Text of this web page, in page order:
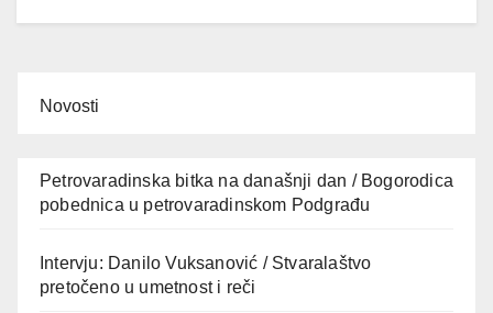
Novosti
Petrovaradinska bitka na današnji dan / Bogorodica
pobednica u petrovaradinskom Podgrađu
Intervju: Danilo Vuksanović / Stvaralaštvo
pretočeno u umetnost i reči